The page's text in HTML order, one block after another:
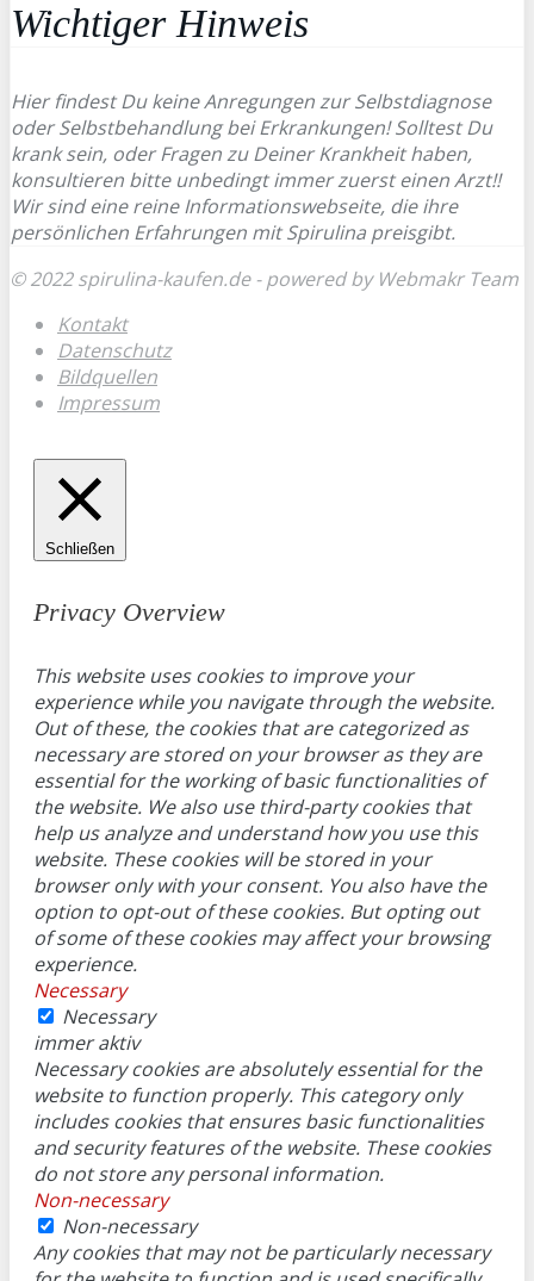
Wichtiger Hinweis
Hier findest Du keine Anregungen zur Selbstdiagnose
oder Selbstbehandlung bei Erkrankungen! Solltest Du
krank sein, oder Fragen zu Deiner Krankheit haben,
konsultieren bitte unbedingt immer zuerst einen Arzt!!
Wir sind eine reine Informationswebseite, die ihre
persönlichen Erfahrungen mit Spirulina preisgibt.
© 2022 spirulina-kaufen.de - powered by Webmakr Team
Kontakt
Datenschutz
Bildquellen
Impressum
Schließen
Privacy Overview
This website uses cookies to improve your
experience while you navigate through the website.
Out of these, the cookies that are categorized as
necessary are stored on your browser as they are
essential for the working of basic functionalities of
the website. We also use third-party cookies that
help us analyze and understand how you use this
website. These cookies will be stored in your
browser only with your consent. You also have the
option to opt-out of these cookies. But opting out
of some of these cookies may affect your browsing
experience.
Necessary
Necessary
immer aktiv
Necessary cookies are absolutely essential for the
website to function properly. This category only
includes cookies that ensures basic functionalities
and security features of the website. These cookies
do not store any personal information.
Non-necessary
Non-necessary
Any cookies that may not be particularly necessary